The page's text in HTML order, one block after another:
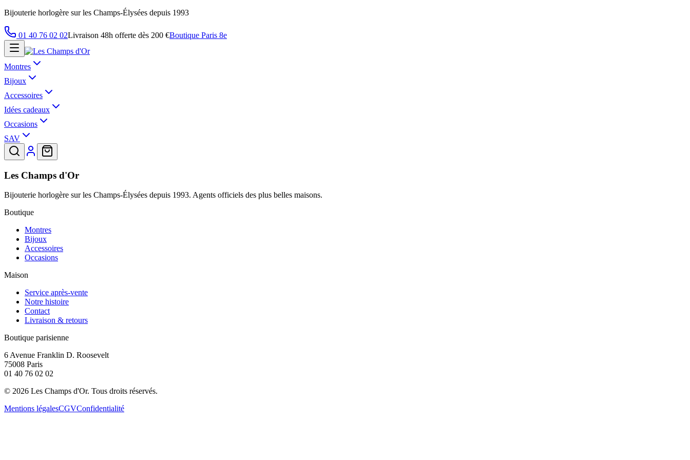
Bijouterie horlogère sur les Champs-Élysées depuis 1993
01 40 76 02 02Livraison 48h offerte dès 200 €Boutique Paris 8e
Montres
Bijoux
Accessoires
Idées cadeaux
Occasions
SAV
Les Champs d'Or
Bijouterie horlogère sur les Champs-Élysées depuis 1993. Agents officiels des plus belles maisons.
Boutique
Montres
Bijoux
Accessoires
Occasions
Maison
Service après-vente
Notre histoire
Contact
Livraison & retours
Boutique parisienne
6 Avenue Franklin D. Roosevelt
75008 Paris
01 40 76 02 02
© 2026 Les Champs d'Or. Tous droits réservés.
Mentions légalesCGVConfidentialité